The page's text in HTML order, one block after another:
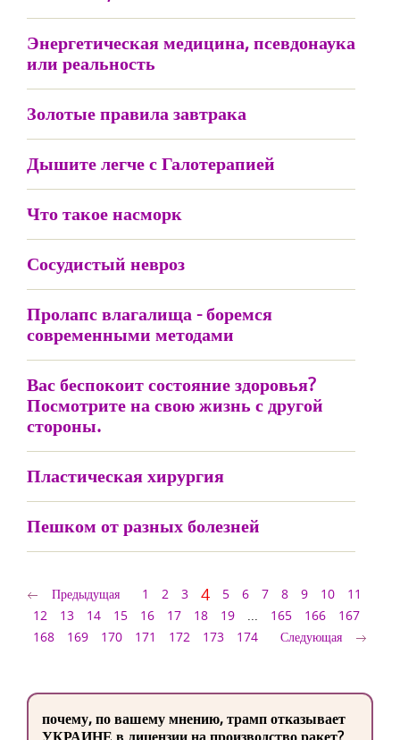
Энергетическая медицина, псевдонаука
или реальность
Золотые правила завтрака
Дышите легче с Галотерапией
Что такое насморк
Сосудистый невроз
Пролапс влагалища - боремся
современными методами
Вас беспокоит состояние здоровья?
Посмотрите на свою жизнь с другой
стороны.
Пластическая хирургия
Пешком от разных болезней
Предыдущая 1 2 3 4 5 6 7 8 9 10
11
12
13 14 15 16 17 18 19 ... 165 166
167
168
169 170 171 172 173 174 Следующая
почему, по вашему мнению, трамп отказывает